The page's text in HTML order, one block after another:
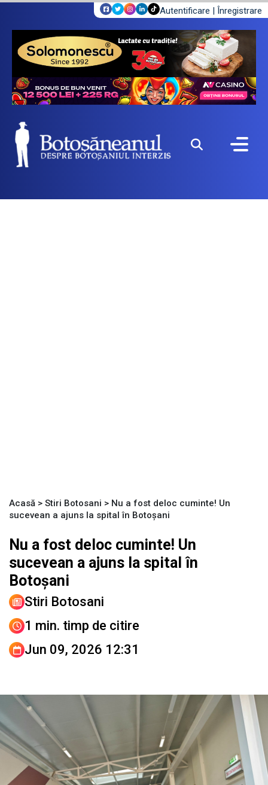
Autentificare | Înregistrare
Acasă > Stiri Botosani > Nu a fost deloc cuminte! Un
sucevean a ajuns la spital în Botoșani
Nu a fost deloc cuminte! Un
sucevean a ajuns la spital în
Botoșani
Stiri Botosani
1 min. timp de citire
Jun 09, 2026 12:31